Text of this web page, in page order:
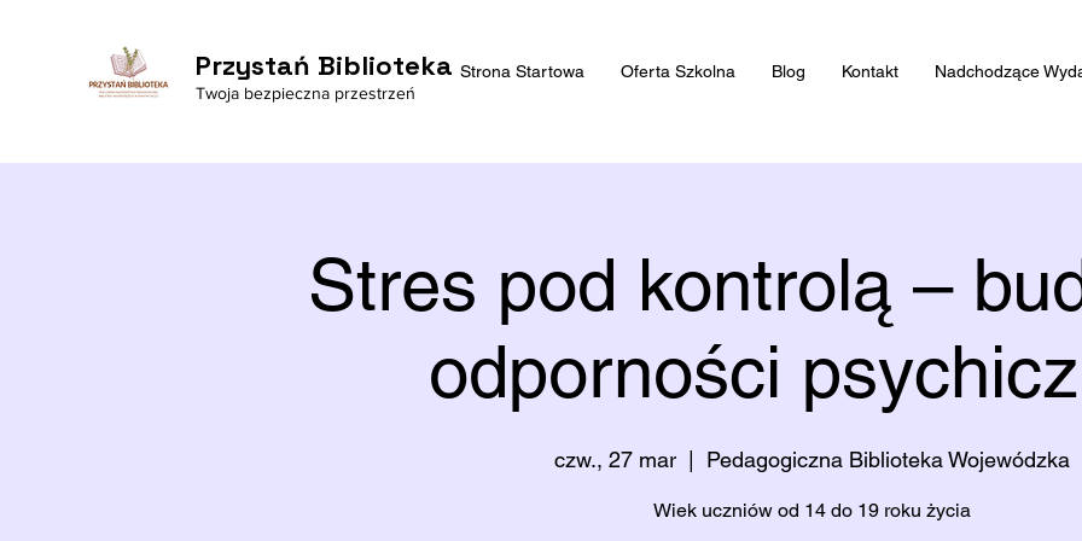
Przystań Biblioteka
Twoja bezpieczna przestrzeń
Strona Startowa Oferta Szkolna Blog Kontakt Nadchodzące
Stres pod kontrolą –
odporności
czw., 27 mar
  |
Pedagogiczna Biblioteka Wojewódzka
Wiek uczniów od 14 do 19 roku życia